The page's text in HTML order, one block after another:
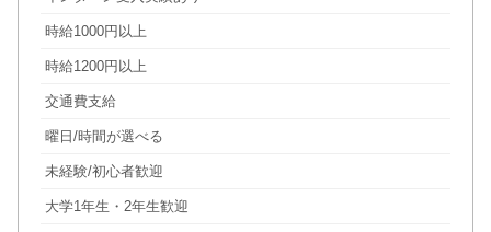
時給1000円以上
時給1200円以上
交通費支給
曜日/時間が選べる
未経験/初心者歓迎
大学1年生・2年生歓迎